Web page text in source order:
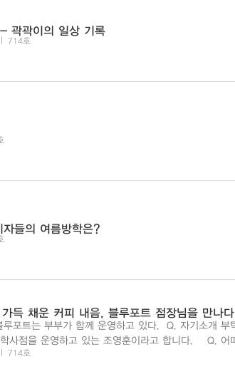
곽곽이의 일상 기록
714호
자들의 여름방학은?
득 채운 커피 내음, 블루포트 점장님을 만나다
께 운영하고 있다. Q. 자기소개 부탁드립니다. A. 안녕하세요. 블루포
하고 있는 조영훈이라고 합니다. Q. 어떠한 계기로 서울과학기술대학교 글
714호